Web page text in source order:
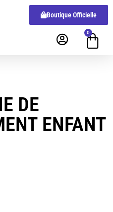
Boutique Officielle
0
DE
ENFANT